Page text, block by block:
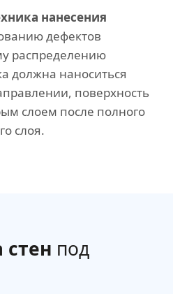
нанесения
дефектов
распределению
должна наноситься
поверхность
слоем после полного
слоя.
стен под